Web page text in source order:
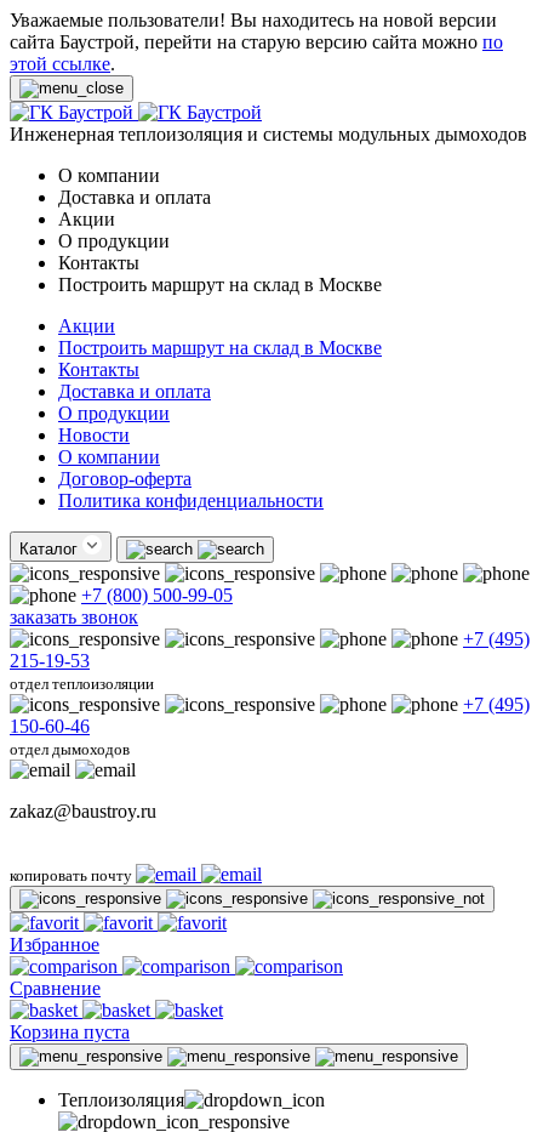
Уважаемые пользователи! Вы находитесь на новой версии
сайта Баустрой, перейти на старую версию сайта можно по
этой ссылке.
Инженерная теплоизоляция и системы модульных дымоходов
О компании
Доставка и оплата
Акции
О продукции
Контакты
Построить маршрут на склад в Москве
Акции
Построить маршрут на склад в Москве
Контакты
Доставка и оплата
О продукции
Новости
О компании
Договор-оферта
Политика конфиденциальности
Каталог
+7 (800) 500-99-05
заказать звонок
+7 (495)
215-19-53
отдел теплоизоляции
+7 (495)
150-60-46
отдел дымоходов
zakaz@baustroy.ru
копировать почту
Избранное
Сравнение
Корзина пуста
Теплоизоляция